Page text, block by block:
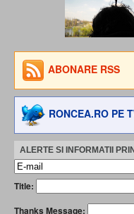
ABONARE RSS
RONCEA.RO PE
ALERTE SI INFORMATII
Title:
Thanks Message: